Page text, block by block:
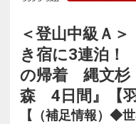
＜登山中級Ａ
き宿に3連泊
の帰着 縄文杉
森 4日間』【
【（補足情報）◆